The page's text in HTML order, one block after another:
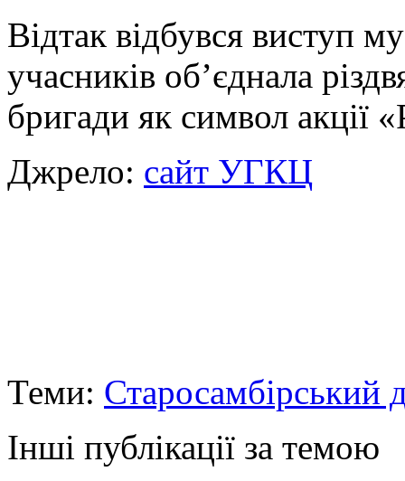
Відтак відбувся виступ
учасників об’єднала
бригади як символ акції
Джрело: сайт УГКЦ
Теми: Старосамбірський
Інші публікації за темою